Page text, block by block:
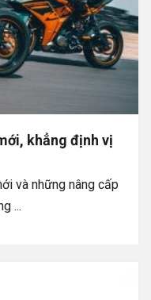
khẳng định vị
và những nâng cấp
...